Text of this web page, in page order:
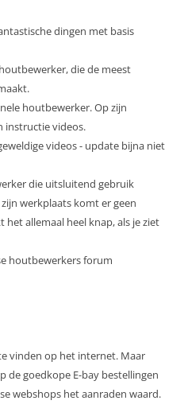
dingen met basis
die de meest
houtbewerker. Op zijn
instructie videos.
videos - update bijna niet
die uitsluitend gebruik
werkplaats komt er geen
allemaal heel knap, als je ziet
houtbewerkers forum
vinden op het internet. Maar
de goedkope E-bay bestellingen
webshops het aanraden waard.